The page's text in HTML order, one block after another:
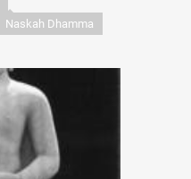
Naskah Dhamma